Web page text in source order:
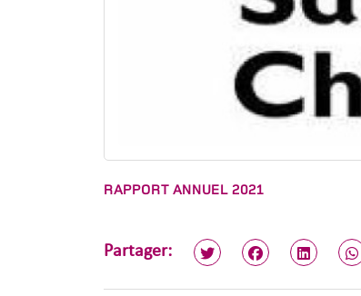
RAPPORT ANNUEL 2021
Partager: